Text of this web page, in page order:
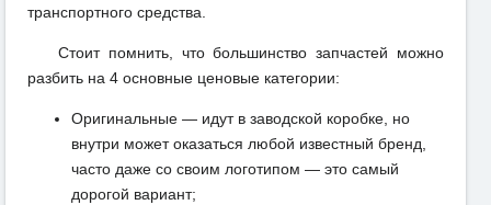
транспортного средства.
Стоит помнить, что большинство запчастей можно
разбить на 4 основные ценовые категории:
Оригинальные — идут в заводской коробке, но
внутри может оказаться любой известный бренд,
часто даже со своим логотипом — это самый
дорогой вариант;